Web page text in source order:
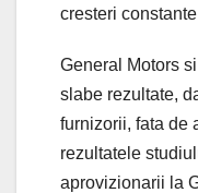
cresteri
General Motors
slabe rezultate,
furnizorii, fata de
rezultatele
aprovizionarii la